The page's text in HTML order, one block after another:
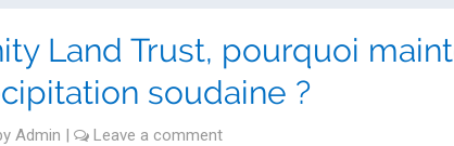
Land Trust, pourquoi
soudaine ?
Admin | Leave a comment